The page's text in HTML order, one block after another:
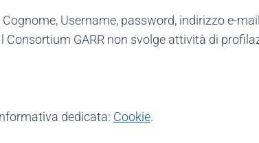
Username, password, indirizzo e-
GARR non svolge attività di
dedicata: Cookie.